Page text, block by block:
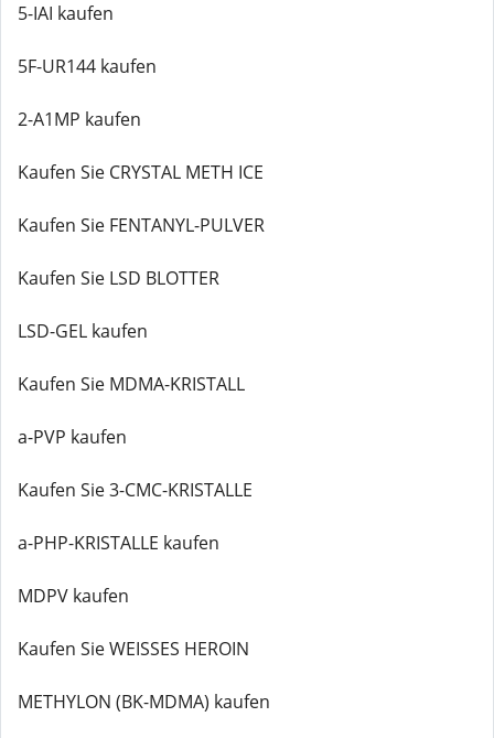
5-IAI kaufen
5F-UR144 kaufen
2-A1MP kaufen
Kaufen Sie CRYSTAL METH ICE
Kaufen Sie FENTANYL-PULVER
Kaufen Sie LSD BLOTTER
LSD-GEL kaufen
Kaufen Sie MDMA-KRISTALL
a-PVP kaufen
Kaufen Sie 3-CMC-KRISTALLE
a-PHP-KRISTALLE kaufen
MDPV kaufen
Kaufen Sie WEISSES HEROIN
METHYLON (BK-MDMA) kaufen